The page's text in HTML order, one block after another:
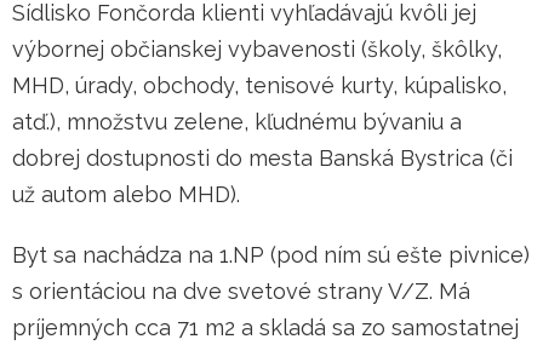
Sídlisko Fončorda klienti vyhľadávajú kvôli jej
výbornej občianskej vybavenosti (školy, škôlky,
MHD, úrady, obchody, tenisové kurty, kúpalisko,
atď.), množstvu zelene, kľudnému bývaniu a
dobrej dostupnosti do mesta Banská Bystrica (či
už autom alebo MHD).
Byt sa nachádza na 1.NP (pod ním sú ešte pivnice)
s orientáciou na dve svetové strany V/Z. Má
príjemných cca 71 m2 a skladá sa zo samostatnej